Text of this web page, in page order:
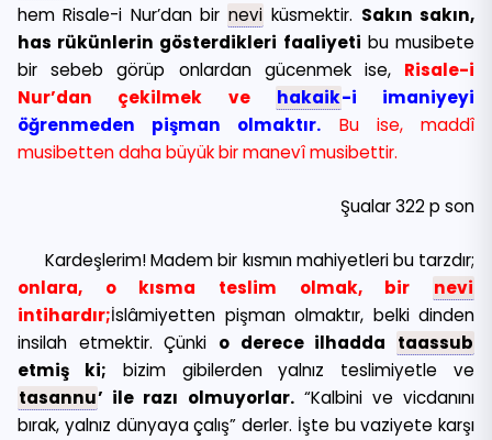
hem Risale-i Nur’dan bir nevi küsmektir. Sakın sakın,
has rükünlerin gösterdikleri faaliyeti bu musibete
bir sebeb görüp onlardan gücenmek ise, Risale-i
Nur’dan çekilmek ve
hakaik-i imaniyeyi
öğrenmeden pişman olmaktır. Bu ise, maddî
musibetten daha büyük bir manevî musibettir.
Şualar 322 p son
Kardeşlerim! Madem bir kısmın mahiyetleri bu tarzdır;
onlara, o kısma teslim olmak, bir nevi
intihardır;İslâmiyetten pişman olmaktır, belki dinden
insilah etmektir. Çünki o derece ilhadda taassub
etmiş ki; bizim gibilerden yalnız teslimiyetle ve
tasannu’ ile razı olmuyorlar.“Kalbini ve vicdanını
bırak, yalnız dünyaya çalış” derler. İşte bu vaziyete karşı